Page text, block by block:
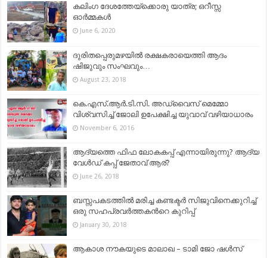
കലിംഗ ദേശത്തേയ്ക്കൊരു യാത്ര; ഒറീസ്സ
ഓർമ്മകൾ
June 6, 2020
ദുരിതപ്പെരുമഴയില്‍ രക്ഷകരായെത്തി ആദം
ഷിജുവും സംഘവും…
August 23, 2018
കെ.എസ്‌.ആര്‍.ടി.സി. അഡ്വൈസ് മെമ്മോ
വിശ്വസിച്ച്‌ ജോലി ഉപേക്ഷിച്ച യുവാവ്‌ വഴിയാധാരം
November 6, 2016
ആദ്യത്തെ ഫിഫ ലോകകപ്പ് എന്നായിരുന്നു? ആദ്യ
വേൾഡ് കപ്പ് ജേതാവ് ആര്?
June 26, 2018
ബസ്സപകടത്തില്‍ മരിച്ച കണ്ടക്ടർ സിജുവിനെക്കുറിച്ച്
ഒരു സഹപ്രവർത്തകന്‍റെ കുറിപ്പ്
January 30, 2018
ആകാശ നൗകയുടെ മാലാഖ – ടാമി ജോ ഷൾസ്